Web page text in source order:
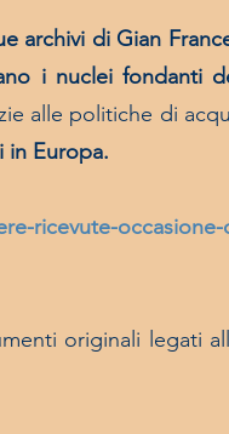
archivi di Gian
i nuclei fondanti
alle politiche di
in Europa.
ricevute-
originali legati